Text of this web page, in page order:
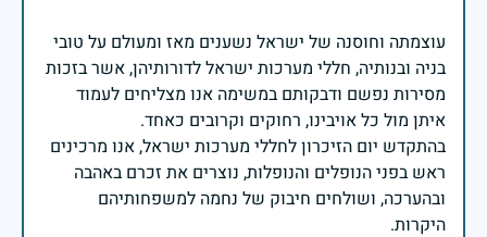
עוצמתה וחוסנה של ישראל נשענים מאז ומעולם על טובי
בניה ובנותיה, חללי מערכות ישראל לדורותיהן, אשר בזכות
מסירות נפשם ודבקותם במשימה אנו מצליחים לעמוד
בהתקדש יום הזיכרון לחללי מערכות ישראל, אנו מרכינים
ראש בפני הנופלים והנופלות, נוצרים את זכרם באהבה
ובהערכה, ושולחים חיבוק של נחמה למשפחותיהם